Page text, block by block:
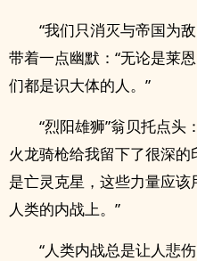
“我们只消灭与帝国为
带着一点幽默：“无论是莱
们都是识大体的人。”
“烈阳雄狮”翁贝托点头
火龙骑枪给我留下了很深
是亡灵克星，这些力量应
人类的内战上。”
“人类内战总是让人悲